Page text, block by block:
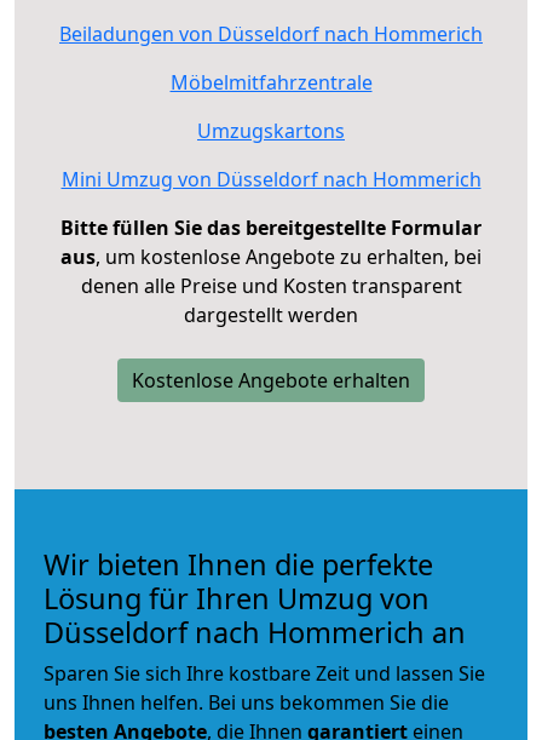
Beiladungen von Düsseldorf nach Hommerich
Möbelmitfahrzentrale
Umzugskartons
Mini Umzug von Düsseldorf nach Hommerich
Bitte füllen Sie das bereitgestellte Formular
aus, um kostenlose Angebote zu erhalten, bei
denen alle Preise und Kosten transparent
dargestellt werden
Kostenlose Angebote erhalten
Wir bieten Ihnen die perfekte
Lösung für Ihren Umzug von
Düsseldorf nach Hommerich an
Sparen Sie sich Ihre kostbare Zeit und lassen Sie
uns Ihnen helfen. Bei uns bekommen Sie die
besten Angebote, die Ihnen garantiert einen